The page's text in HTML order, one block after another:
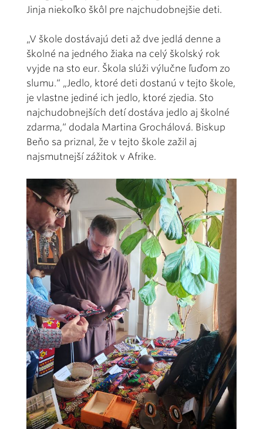
Jinja niekoľko škôl pre najchudobnejšie deti.
„V škole dostávajú deti až dve jedlá denne a
školné na jedného žiaka na celý školský rok
vyjde na sto eur. Škola slúži výlučne ľuďom zo
slumu.“ „Jedlo, ktoré deti dostanú v tejto škole,
je vlastne jediné ich jedlo, ktoré zjedia. Sto
najchudobnejších detí dostáva jedlo aj školné
zdarma,“ dodala Martina Grochálová. Biskup
Beňo sa priznal, že v tejto škole zažil aj
najsmutnejší zážitok v Afrike.